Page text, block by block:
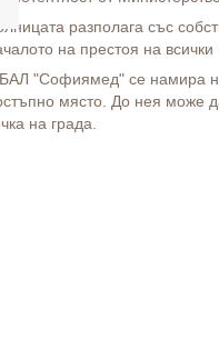
разполага със
на престоя на
"Софиямед" се намира
място. До нея може
на града.